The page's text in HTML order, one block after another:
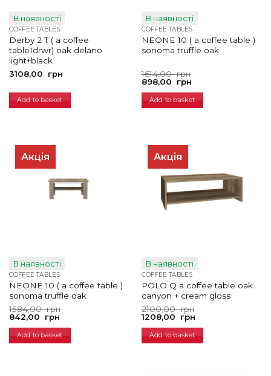
В наявності
COFFEE TABLES
Derby 2 T ( a coffee
table1drwr) oak delano
light+black
3108,00
грн
Add to basket
В наявності
COFFEE TABLES
NEONE 10 ( a coffee table )
sonoma truffle oak
1614,00грн
Original
price
was:
1614,00
грн.
898,00 грн
Current
price
898,00
грн.
Add to basket
Акція
В наявності
COFFEE TABLES
NEONE 10 ( a coffee table )
sonoma truffle oak
1584,00грн
Original
price
1584,00
грн.
842,00 грн
Current
price
842,00
грн.
Add to basket
Акція
В наявності
COFFEE TABLES
POLO Q a coffee table oak
canyon + cream gloss
2100,00грн
Original
price
2100,00
грн.
1208,00 грн
Current
price
1208,00
грн.
Add to basket